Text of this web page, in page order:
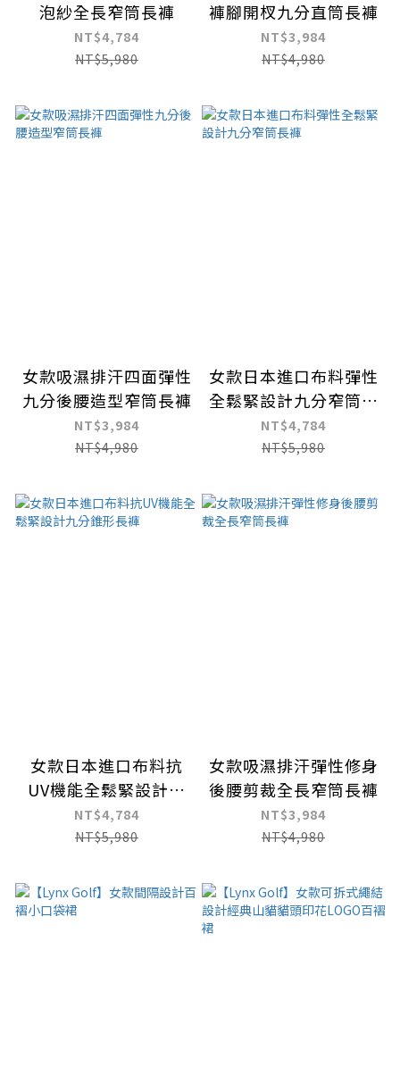
泡紗全長窄筒長褲
NT$4,784
NT$5,980
褲腳開杈九分直筒長褲
NT$3,984
NT$4,980
女款吸濕排汗四面彈性
九分後腰造型窄筒長褲
NT$3,984
NT$4,980
女款日本進口布料彈性
全鬆緊設計九分窄筒長
褲
NT$4,784
NT$5,980
女款日本進口布料抗
UV機能全鬆緊設計九
分錐形長褲
NT$4,784
NT$5,980
女款吸濕排汗彈性修身
後腰剪裁全長窄筒長褲
NT$3,984
NT$4,980